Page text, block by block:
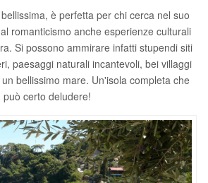
è perfetta per chi cerca nel suo
romanticismo anche esperienze culturali
Si possono ammirare infatti stupendi siti
paesaggi naturali incantevoli, bei villaggi
bellissimo mare. Un'isola completa che
certo deludere!